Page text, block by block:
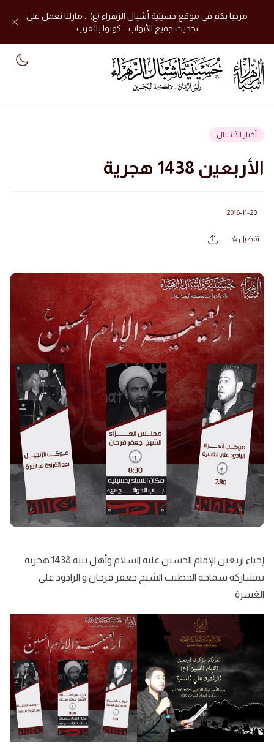
مرحبا بكم في موقع حسينية أشبال الزهراء (ع) .. مازلنا نعمل على
تحديث جميع الأبواب .. كونوا بالقرب
أخبار الأشبال
الأربعين 1438 هجرية
2016-11-20
تفضيل
إحياء اربعين الإمام الحسين عليه السلام وأهل بيته 1438 هجرية
بمشاركة سماحة الخطيب الشيخ جعفر فرحان و الرادود علي
الغسرة